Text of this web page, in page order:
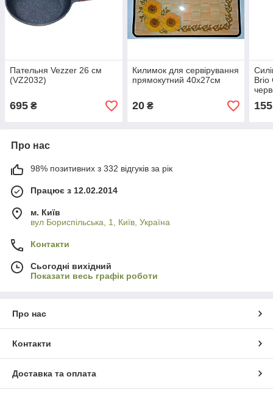
Пательня Vezzer 26 см
(VZ2032)
695 ₴
Килимок для сервірування
прямокутний 40х27см
20₴
Brio
155
Про нас
98% позитивних з 332 відгуків за рік
Працює з 12.02.2014
м. Київ
вул Бориспільська, 1, Київ, Україна
Контакти
Сьогодні вихідний
Показати весь графік роботи
Про нас
Контакти
Доставка та оплата